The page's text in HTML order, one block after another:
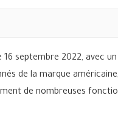
16 septembre 2022, avec
de la marque
de nombreuses